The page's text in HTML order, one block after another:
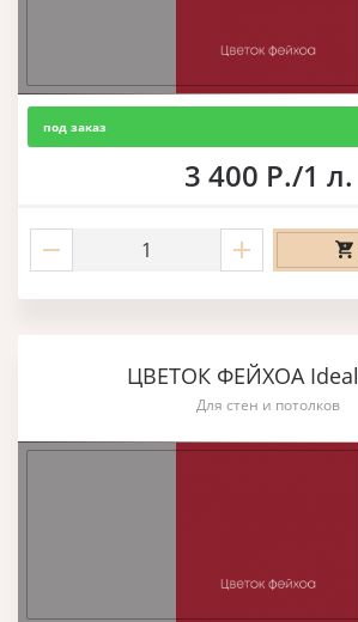
под заказ
3 400 Р./1 л.
ЦВЕТОК ФЕЙХОА
Для стен и потолков